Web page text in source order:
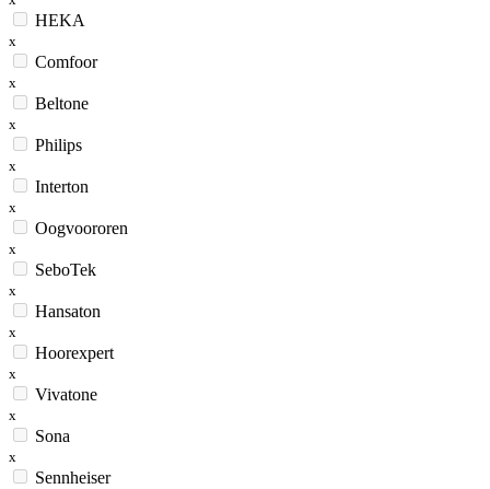
HEKA
x
Comfoor
x
Beltone
x
Philips
x
Interton
x
Oogvoororen
x
SeboTek
x
Hansaton
x
Hoorexpert
x
Vivatone
x
Sona
x
Sennheiser